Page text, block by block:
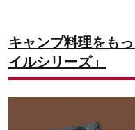
キャンプ料理をも
イルシリーズ」